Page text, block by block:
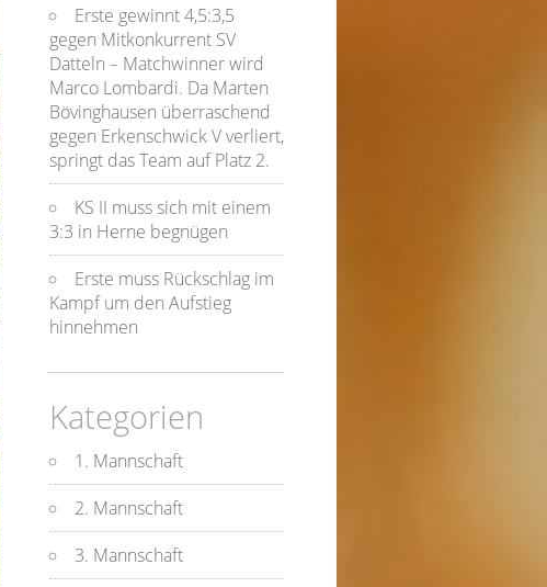
Erste gewinnt 4,5:3,5
gegen Mitkonkurrent SV
Datteln – Matchwinner wird
Marco Lombardi. Da Marten
Bövinghausen überraschend
gegen Erkenschwick V verliert,
springt das Team auf Platz 2.
KS II muss sich mit einem
3:3 in Herne begnügen
Erste muss Rückschlag im
Kampf um den Aufstieg
hinnehmen
Kategorien
1. Mannschaft
2. Mannschaft
3. Mannschaft